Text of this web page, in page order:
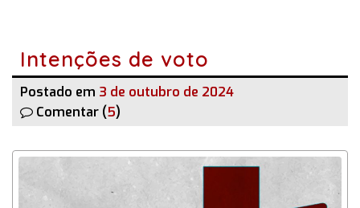
Intenções de voto
Postado em 3 de outubro de 2024
Comentar (5)